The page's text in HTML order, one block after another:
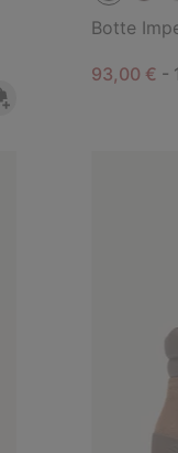
Botte
Minimum
93,00 € -